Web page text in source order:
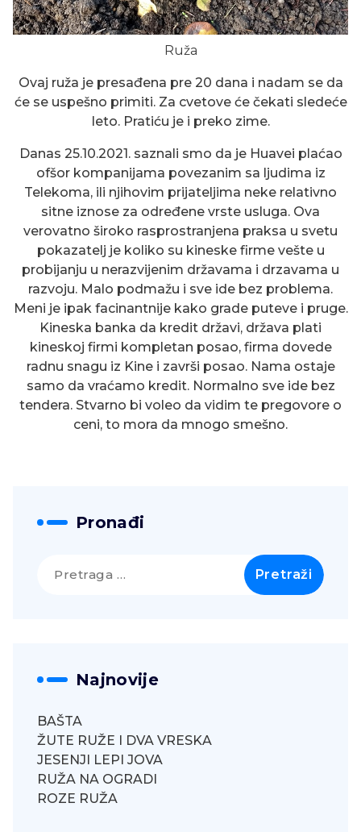
Ruža
Ovaj ruža je presađena pre 20 dana i nadam se da
će se uspešno primiti. Za cvetove će čekati sledeće
leto. Pratiću je i preko zime.
Danas 25.10.2021. saznali smo da je Huavei plaćao
ofšor kompanijama povezanim sa ljudima iz
Telekoma, ili njihovim prijateljima neke relativno
sitne iznose za određene vrste usluga. Ova
verovatno široko rasprostranjena praksa u svetu
pokazatelj je koliko su kineske firme vešte u
probijanju u nerazvijenim državama i drzavama u
razvoju. Malo podmažu i sve ide bez problema.
Meni je ipak facinantnije kako grade puteve i pruge.
Kineska banka da kredit državi, država plati
kineskoj firmi kompletan posao, firma dovede
radnu snagu iz Kine i završi posao. Nama ostaje
samo da vraćamo kredit. Normalno sve ide bez
tendera. Stvarno bi voleo da vidim te pregovore o
ceni, to mora da mnogo smešno.
Pronađi
Najnovije
BAŠTA
ŽUTE RUŽE I DVA VRESKA
JESENJI LEPI JOVA
RUŽA NA OGRADI
ROZE RUŽA